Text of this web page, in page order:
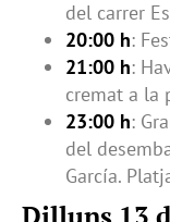
del carrer
20:00 h:
21:00 h:
cremat a la
23:00 h:
del
García.